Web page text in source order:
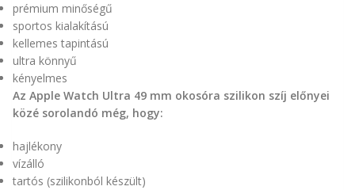
prémium minőségű
sportos kialakítású
kellemes tapintású
ultra könnyű
kényelmes
Az Apple Watch Ultra 49 mm okosóra szilikon szíj előnyei
közé sorolandó még, hogy:
hajlékony
vízálló
tartós (szilikonból készült)